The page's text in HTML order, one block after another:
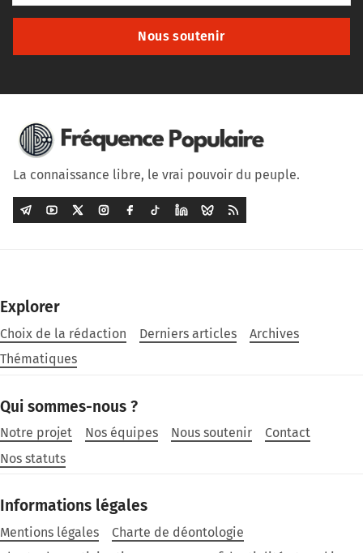
Nous soutenir
La connaissance libre, le vrai pouvoir du peuple.
Explorer
Choix de la rédaction Derniers articles
Archives
Thématiques
Qui sommes-nous ?
Notre projet Nos équipes Nous soutenir
Contact
Nos statuts
Informations légales
Mentions légales
Charte de déontologie